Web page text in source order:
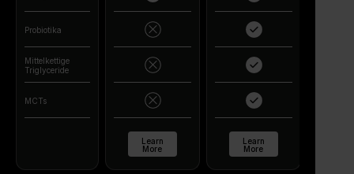
Probiotika
Mittelkettige
Triglyceride
MCTs
Learn
More
Learn
More